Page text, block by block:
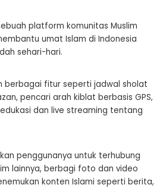
platform komunitas Muslim
umat Islam di Indonesia
sehari-hari.
berbagai fitur seperti jadwal sholat
pencari arah kiblat berbasis GPS,
dan live streaming tentang
penggunanya untuk terhubung
lainnya, berbagi foto dan video
konten Islami seperti berita,